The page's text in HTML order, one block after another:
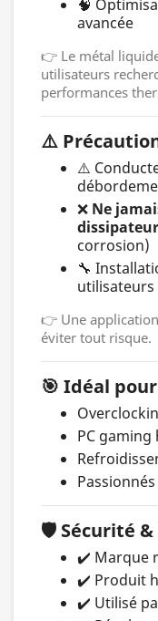
🧠
avancée
👉 Le métal
utilisateurs
performances
⚠️
⚠️
❌ Ne
corrosion)
🔧
👉 Une
éviter tout risque.
🎯 Idéal pour
PC
🛡️ Sécurité &
✔️ Marque
✔️ Produit
✔️ Utilisé